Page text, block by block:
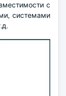
с
системами